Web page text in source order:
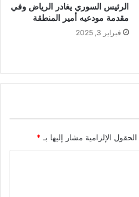
الرئيس السوري يغادر الرياض وفي
مقدمة مودعيه أمير المنطقة
فبراير 3, 2025
الحقول الإلزامية مشار إليها بـ*